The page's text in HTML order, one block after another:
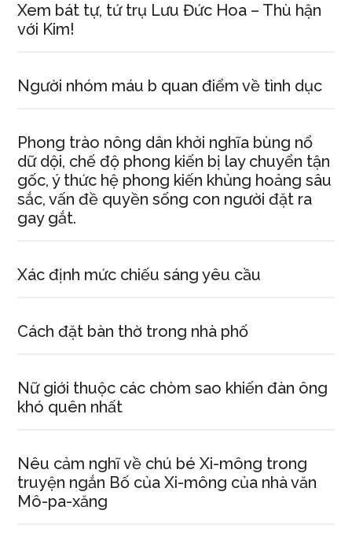
Xem bát tự, tứ trụ Lưu Đức Hoa – Thù hận
với Kim!
Người nhóm máu b quan điểm về tình dục
Phong trào nông dân khởi nghĩa bùng nổ
dữ dội, chế độ phong kiến bị lay chuyển tận
gốc, ý thức hệ phong kiến khủng hoảng sâu
sắc, vấn đề quyền sống con người đặt ra
gay gắt.
Xác định mức chiếu sáng yêu cầu
Cách đặt bàn thờ trong nhà phố
Nữ giới thuộc các chòm sao khiến đàn ông
khó quên nhất
Nêu cảm nghĩ về chú bé Xi-mông trong
truyện ngắn Bố của Xi-mông của nhà văn
Mô-pa-xăng